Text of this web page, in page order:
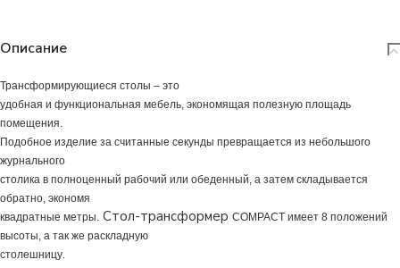
Описание
Трансформирующиеся столы – это
удобная и функциональная мебель, экономящая полезную площадь
помещения.
Подобное изделие за считанные секунды превращается из небольшого
журнального
столика в полноценный рабочий или обеденный, а затем складывается
обратно, экономя
квадратные метры. Стол-трансформер COMPACT имеет 8 положений
высоты, а так же раскладную
столешницу.